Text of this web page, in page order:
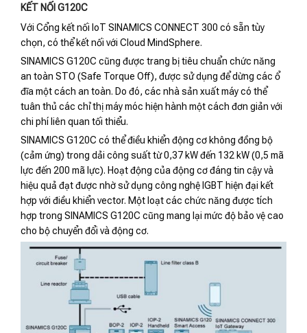
KẾT NỐI G120C
Với Cổng kết nối IoT SINAMICS CONNECT 300 có sẵn tùy
chọn, có thể kết nối với Cloud MindSphere.
SINAMICS G120C cũng được trang bị tiêu chuẩn chức năng
an toàn STO (Safe Torque Off), được sử dụng để dừng các ổ
đĩa một cách an toàn. Do đó, các nhà sản xuất máy có thể
tuân thủ các chỉ thị máy móc hiện hành một cách đơn giản với
chi phí liên quan tối thiểu.
SINAMICS G120C có thể điều khiển động cơ không đồng bộ
(cảm ứng) trong dải công suất từ ​​0,37 kW đến 132 kW (0,5 mã
lực đến 200 mã lực). Hoạt động của động cơ đáng tin cậy và
hiệu quả đạt được nhờ sử dụng công nghệ IGBT hiện đại kết
hợp với điều khiển vector. Một loạt các chức năng được tích
hợp trong SINAMICS G120C cũng mang lại mức độ bảo vệ cao
cho bộ chuyển đổi và động cơ.